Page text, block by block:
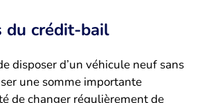
du crédit-bail
disposer d’un véhicule neuf sans
une somme importante
de changer régulièrement de